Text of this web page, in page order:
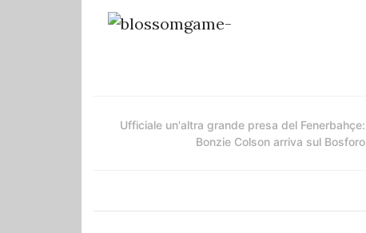
Ufficiale un'altra grande presa del Fenerbahçe:
Bonzie Colson arriva sul Bosforo